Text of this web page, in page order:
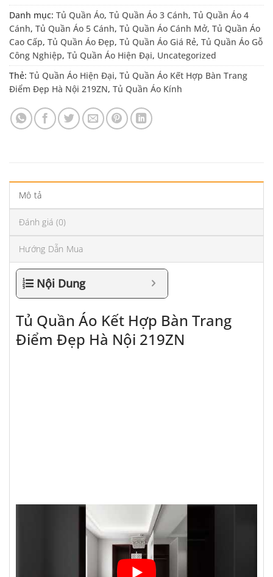
Danh mục: Tủ Quần Áo, Tủ Quần Áo 3 Cánh, Tủ Quần Áo 4
Cánh, Tủ Quần Áo 5 Cánh, Tủ Quần Áo Cánh Mở, Tủ Quần Áo
Cao Cấp, Tủ Quần Áo Đẹp, Tủ Quần Áo Giá Rẻ, Tủ Quần Áo Gỗ
Công Nghiệp, Tủ Quần Áo Hiện Đại, Uncategorized
Thẻ: Tủ Quần Áo Hiện Đại, Tủ Quần Áo Kết Hợp Bàn Trang
Điểm Đẹp Hà Nội 219ZN, Tủ Quần Áo Kính
Mô tả
Đánh giá (0)
Hướng Dẫn Mua
Nội Dung
Tủ Quần Áo Kết Hợp Bàn Trang
Điểm Đẹp Hà Nội 219ZN